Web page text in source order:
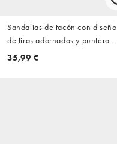
Sandalias de tacón con diseño
de tiras adornadas y puntera
cuadrada Clueless de Public
35,99 €